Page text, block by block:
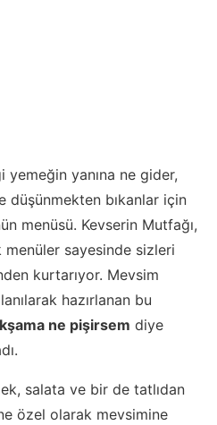
yemeğin yanına ne gider,
düşünmekten bıkanlar için
menüsü. Kevserin Mutfağı,
menüler sayesinde sizleri
kurtarıyor. Mevsim
hazırlanan bu
ne pişirsem diye
salata ve bir de tatlıdan
özel olarak mevsimine